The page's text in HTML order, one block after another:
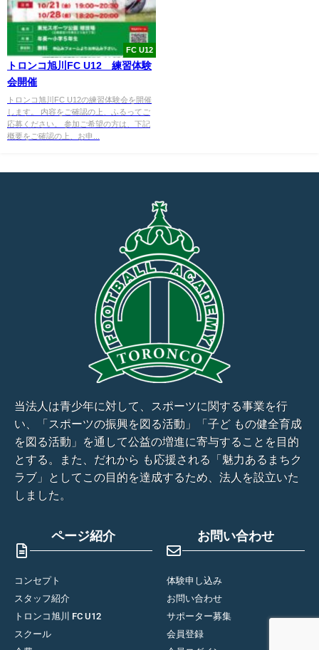
FC U12
トロンコ旭川FC U12 練習体験
会開催
トロンコ旭川FC U12の練習体験会を開催
します。 内容をご確認の上、ふるってご
応募ください。 参加ご希望の方は、下記
概要をご確認の上、お申...
当法人は青少年に対して、スポーツに関する事業を行
い、「スポーツの振興を図る活動」「子ど もの健全育成
を図る活動」を通して公益の増進に寄与することを目的
とする。また、だれから も応援される「魅力あるまちク
ラブ」としてこの目的を達成するため、法人を設立いた
しました。
ページ紹介
コンセプト
スタッフ紹介
トロンコ旭川 FC U12
スクール
お問い合わせ
体験申し込み
お問い合わせ
サポーター募集
会員登録